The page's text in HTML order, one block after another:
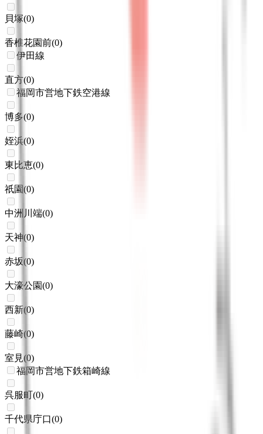
貝塚(0)
香椎花園前(0)
伊田線
直方(0)
福岡市営地下鉄空港線
博多(0)
姪浜(0)
東比恵(0)
祇園(0)
中洲川端(0)
天神(0)
赤坂(0)
大濠公園(0)
西新(0)
藤崎(0)
室見(0)
福岡市営地下鉄箱崎線
呉服町(0)
千代県庁口(0)